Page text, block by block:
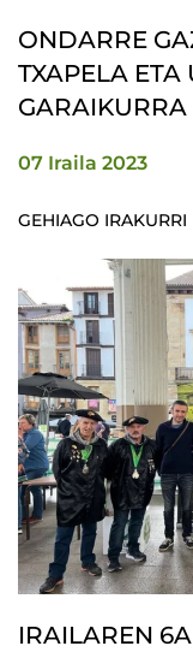
ONDARRE
TXAPELA ETA
GARAIKURRA
07 Iraila 2023
GEHIAGO IRAKURRI
IRAILAREN